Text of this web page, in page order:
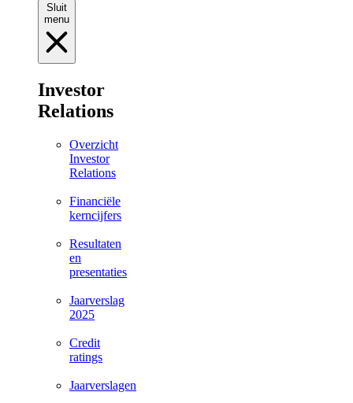
Sluit
menu
Investor
Relations
Overzicht
Investor
Relations
Financiële
kerncijfers
Resultaten
en
presentaties
Jaarverslag
2025
Credit
ratings
Jaarverslagen